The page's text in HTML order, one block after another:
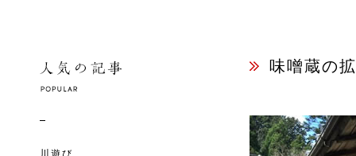
川遊び
味噌蔵の